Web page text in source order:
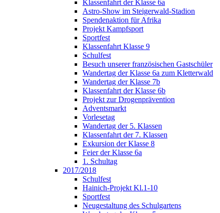
Klassenfahrt der Klasse 6a
Astro-Show im Steigerwald-Stadion
Spendenaktion für Afrika
Projekt Kampfsport
Sportfest
Klassenfahrt Klasse 9
Schulfest
Besuch unserer französischen Gastschüler
Wandertag der Klasse 6a zum Kletterwald
Wandertag der Klasse 7b
Klassenfahrt der Klasse 6b
Projekt zur Drogenprävention
Adventsmarkt
Vorlesetag
Wandertag der 5. Klassen
Klassenfahrt der 7. Klassen
Exkursion der Klasse 8
Feier der Klasse 6a
1. Schultag
2017/2018
Schulfest
Hainich-Projekt Kl.1-10
Sportfest
Neugestaltung des Schulgartens